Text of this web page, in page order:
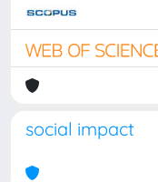
social impact